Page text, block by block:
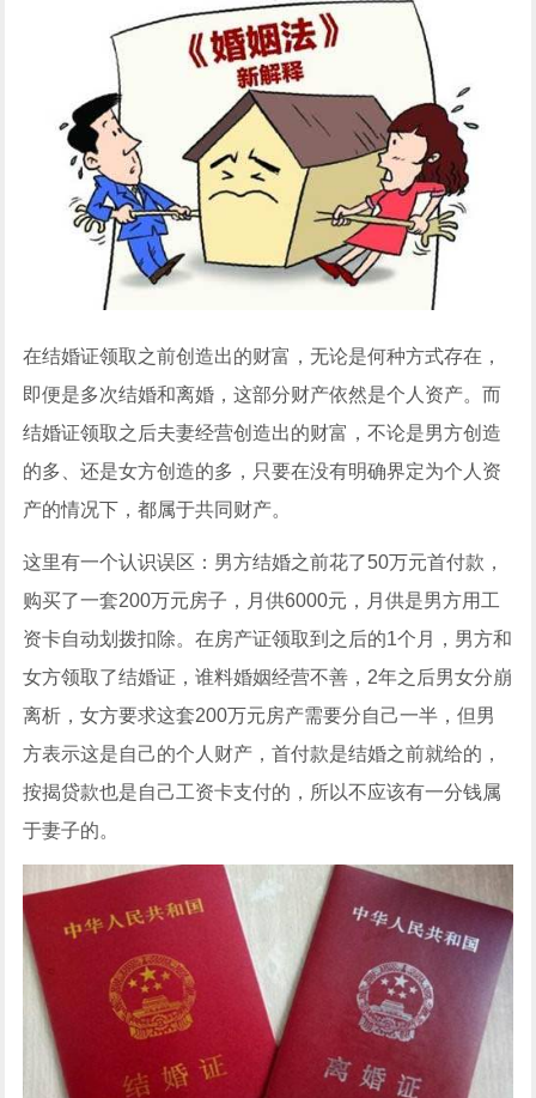
在结婚证领取之前创造出的财富，无论是何种方式存在，
即便是多次结婚和离婚，这部分财产依然是个人资产。而
结婚证领取之后夫妻经营创造出的财富，不论是男方创造
的多、还是女方创造的多，只要在没有明确界定为个人资
产的情况下，都属于共同财产。
这里有一个认识误区：男方结婚之前花了50万元首付款，
购买了一套200万元房子，月供6000元，月供是男方用工
资卡自动划拨扣除。在房产证领取到之后的1个月，男方和
女方领取了结婚证，谁料婚姻经营不善，2年之后男女分崩
离析，女方要求这套200万元房产需要分自己一半，但男
方表示这是自己的个人财产，首付款是结婚之前就给的，
按揭贷款也是自己工资卡支付的，所以不应该有一分钱属
于妻子的。